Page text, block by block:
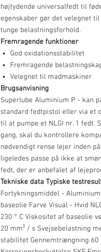
højtydende universalfedt til
egenskaber gør det velegnet
tunge belastningsforhold.
Fremragende funktioner
God oxidationsstabilitet
Fremragende
Velegnet til madmaskiner
Brugsanvisning
Superlube Aluminium P - kan
standard fedtpistol eller via et
til at pumpe et NLGI nr. 1 fedt.
gang, skal du kontrollere
nødvendigt rense lejer inden
ligeledes passe på ikke at
fedt, der er anbefalet af
Tekniske data Typiske
Fortykningsmiddel -
baseolie Farve Visual - Hvid
230 ° C Viskositet af baseolie
20 mm² / s Svejsebelastning
stabilitet Gennemtrængning 60